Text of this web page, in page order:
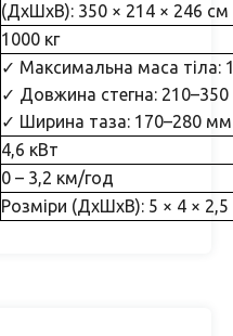
(ДхШхВ): 350 × 214 × 246 см
1000 кг
✓ Максимальна маса тіла:
✓ Довжина стегна:
✓ Ширина таза: 170–280 мм
4,6 кВт
0 – 3,2 км/год
Розміри (ДхШхВ): 5 × 4 ×